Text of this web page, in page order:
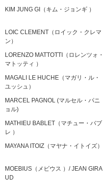
KIM JUNG GI（キム・ジョンギ ）
LOIC CLEMENT（ロイック・クレマ
ン）
LORENZO MATTOTTI（ロレンツォ・
マトッティ ）
MAGALI LE HUCHE（マガリ・ル・
ユッシュ）
MARCEL PAGNOL (マルセル・パニ
ョル)
MATHIEU BABLET（マチュー・バブ
レ ）
MAYANA ITOIZ（マヤナ・イトイズ）
MOEBIUS（メビウス ）/ JEAN GIRA
UD